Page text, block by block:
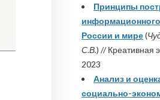
Принципы
России и мире(
С.В.) // Креативная
2023
Анализ и
социально-